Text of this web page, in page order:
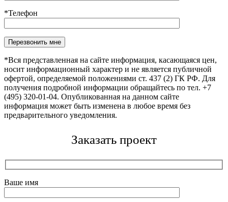
*Телефон
Оставьте это поле пустым.
*Вся представленная на сайте информация, касающаяся цен,
носит информационный характер и не является публичной
офертой, определяемой положениями ст. 437 (2) ГК РФ. Для
получения подробной информации обращайтесь по тел. +7
(495) 320-01-04. Опубликованная на данном сайте
информация может быть изменена в любое время без
предварительного уведомления.
Заказать проект
Ваше имя